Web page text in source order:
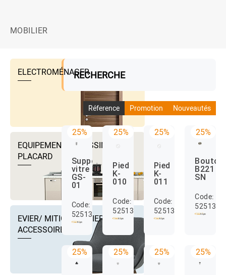
MOBILIER
ELECTROMÉNAGER
EQUIPEMENTS DRESSING ET
PLACARD
EVIER/ MITIGEUR EVIER ET
ACCESSOIRES
RECHERCHE
Réference Promotion Nouveautés
25%
Support
vitre
GS-
01
Code:
52513107
25%
Pied
K-
010
Code:
52513044
25%
Pied
K-
011
Code:
52513045
25%
Bouton
B221
SN
Code:
25% 25% 25% 25%